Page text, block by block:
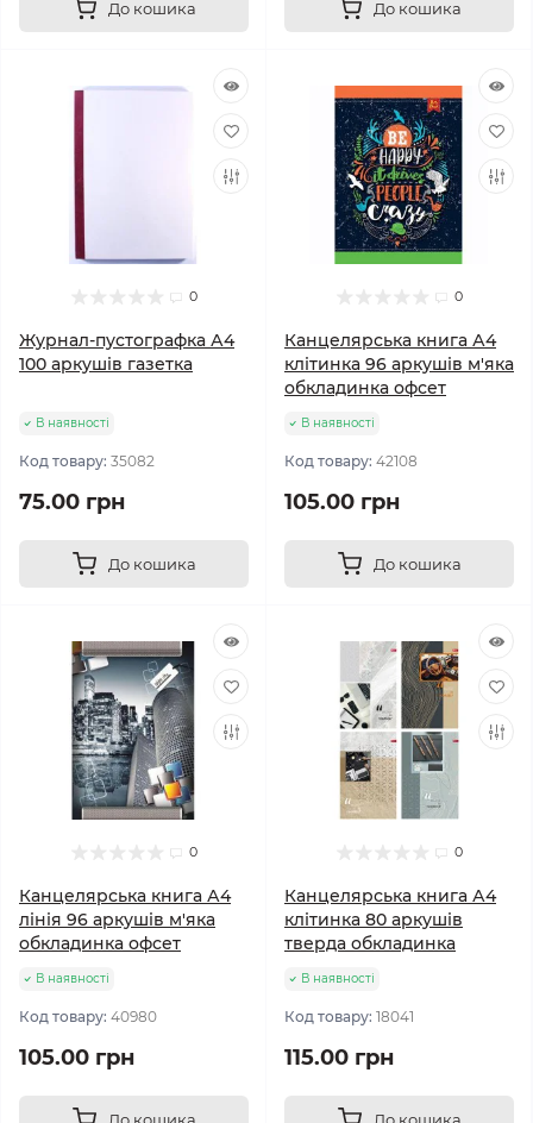
До кошика До кошика
0
Журнал-пустографка А4
100 аркушів газетка
В наявності
Код товару: 35082
75.00 грн
До кошика
0
Канцелярська книга А4
клітинка 96 аркушів м'яка
обкладинка офсет
В наявності
Код товару: 42108
105.00 грн
До кошика
0
Канцелярська книга А4
лінія 96 аркушів м'яка
обкладинка офсет
В наявності
Код товару: 40980
105.00 грн
0
Канцелярська книга А4
клітинка 80 аркушів
тверда обкладинка
В наявності
Код товару: 18041
115.00 грн